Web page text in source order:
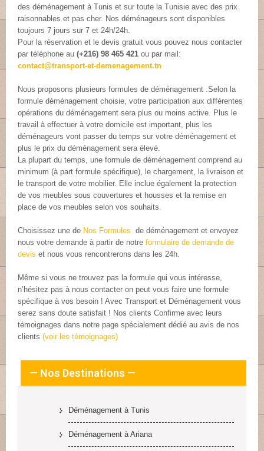
des déménagement à Tunis et sur toute la Tunisie avec des prix
raisonnables et pas cher. Nos déménageurs sont disponibles
toujours 7 jours sur 7 et 24h/24h.
Pour la réservation et le devis gratuit vous pouvez nous contacter
par téléphone au (+216) 98 465 421 ou par mail:
contact@transport-et-demenagement.tn
Nous proposons plusieurs formules de déménagement .Selon la
formule déménagement choisie, votre participation aux différentes
opérations du déménagement sera plus ou moins active. Plus le
travail à effectuer à votre domicile est important, plus les
déménageurs vont passer du temps sur votre déménagement et
plus le prix du déménagement sera élevé.
La plupart du temps, une formule de déménagement comprend au
minimum (à part formule spécifique), le chargement, la livraison et
le transport de votre mobilier. Elle inclue également la protection
de vos meubles sous couvertures et housses et la remise en
place de vos meubles selon vos souhaits.
Choisissez une de Nos Formules de déménagement et envoyez
nous votre demande à partir de notre formulaire de demande de
devis et nous vous rencontrerons dans les 24h.
Même si vous ne trouvez pas la formule qui vous intéresse,
n’hésitez pas à nous contacter on peut vous faire une formule
spécifique à vos besoin ! Avec Transport et Déménagement vous
serez sans doute satisfait ! Nos clients Confirme avec leurs
témoignages dans notre page spécialement dédié au avis de nos
clients (voir les témoignages)
— Nos Destinations —
Déménagement à Tunis
Déménagement à Ariana